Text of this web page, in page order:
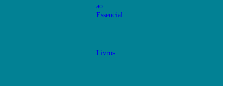
ao
Essencial
Livros